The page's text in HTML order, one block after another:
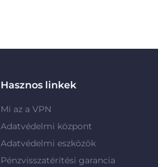
Hasznos linkek
Mi az a VPN
Adatvédelmi központ
Adatvédelmi eszközök
Pénzvisszatérítési garancia